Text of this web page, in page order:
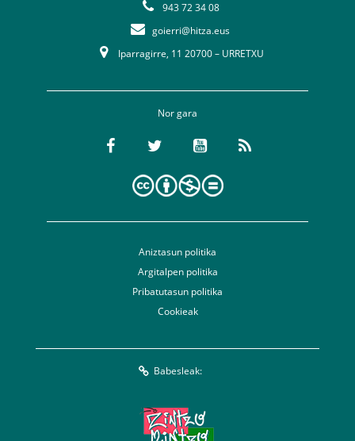
943 72 34 08
goierri@hitza.eus
Iparragirre, 11 20700 – URRETXU
Nor gara
Aniztasun politika
Argitalpen politika
Pribatutasun politika
Cookieak
Babesleak: